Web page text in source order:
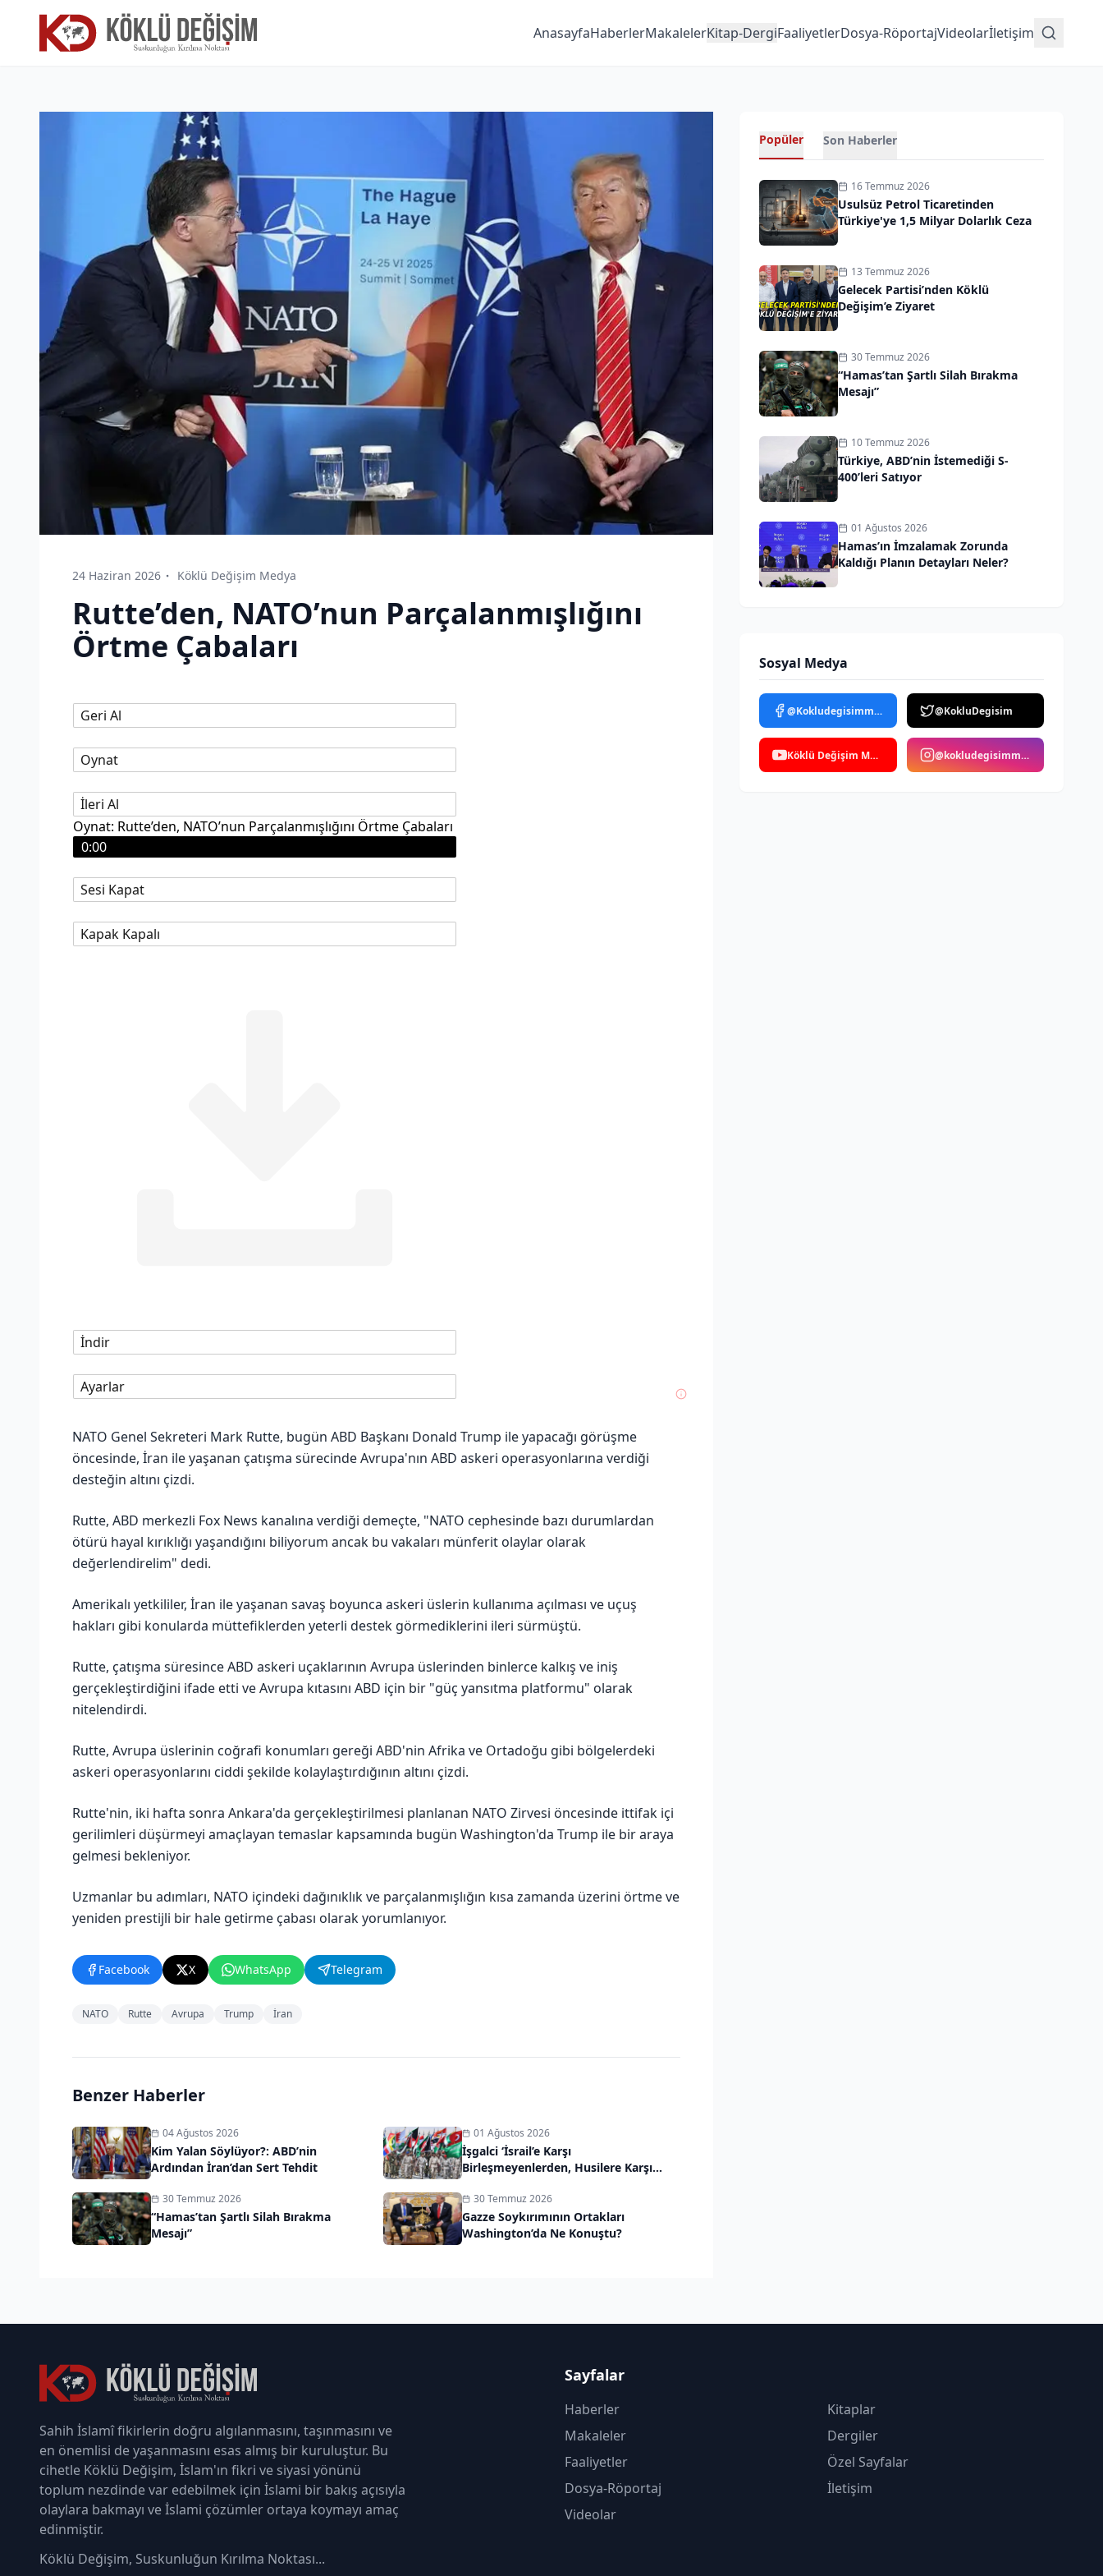
AnasayfaHaberlerMakalelerKitap-DergiFaaliyetlerDosya-RöportajVideolarİletişim
24 Haziran 2026 Köklü Değişim Medya
Rutte’den, NATO’nun Parçalanmışlığını
Örtme Çabaları
Geri Al
Oynat
İleri Al
Oynat: Rutte’den, NATO’nun Parçalanmışlığını Örtme Çabaları
0:00
Sesi Kapat
Kapak Kapalı
İndir
Ayarlar
NATO Genel Sekreteri Mark Rutte, bugün ABD Başkanı Donald Trump ile yapacağı görüşme
öncesinde, İran ile yaşanan çatışma sürecinde Avrupa'nın ABD askeri operasyonlarına verdiği
desteğin altını çizdi.
Rutte, ABD merkezli Fox News kanalına verdiği demeçte, "NATO cephesinde bazı durumlardan
ötürü hayal kırıklığı yaşandığını biliyorum ancak bu vakaları münferit olaylar olarak
değerlendirelim" dedi.
Amerikalı yetkililer, İran ile yaşanan savaş boyunca askeri üslerin kullanıma açılması ve uçuş
hakları gibi konularda müttefiklerden yeterli destek görmediklerini ileri sürmüştü.
Rutte, çatışma süresince ABD askeri uçaklarının Avrupa üslerinden binlerce kalkış ve iniş
gerçekleştirdiğini ifade etti ve Avrupa kıtasını ABD için bir "güç yansıtma platformu" olarak
nitelendirdi.
Rutte, Avrupa üslerinin coğrafi konumları gereği ABD'nin Afrika ve Ortadoğu gibi bölgelerdeki
askeri operasyonlarını ciddi şekilde kolaylaştırdığının altını çizdi.
Rutte'nin, iki hafta sonra Ankara'da gerçekleştirilmesi planlanan NATO Zirvesi öncesinde ittifak içi
gerilimleri düşürmeyi amaçlayan temaslar kapsamında bugün Washington'da Trump ile bir araya
gelmesi bekleniyor.
Uzmanlar bu adımları, NATO içindeki dağınıklık ve parçalanmışlığın kısa zamanda üzerini örtme ve
yeniden prestijli bir hale getirme çabası olarak yorumlanıyor.
Facebook X WhatsApp Telegram
NATO Rutte Avrupa Trump İran
Benzer Haberler
04 Ağustos 2026
Kim Yalan Söylüyor?: ABD’nin
Ardından İran’dan Sert Tehdit
01 Ağustos 2026
İşgalci ‘İsrail’e Karşı
Birleşmeyenlerden, Husilere Karşı
30 Temmuz 2026
“Hamas’tan Şartlı Silah Bırakma
Mesajı”
30 Temmuz 2026
Gazze Soykırımının Ortakları
Washington’da Ne Konuştu?
Popüler Son Haberler
16 Temmuz 2026
Usulsüz Petrol Ticaretinden
Türkiye'ye 1,5 Milyar Dolarlık Ceza
13 Temmuz 2026
Gelecek Partisi’nden Köklü
Değişim’e Ziyaret
30 Temmuz 2026
“Hamas’tan Şartlı Silah Bırakma
Mesajı”
10 Temmuz 2026
Türkiye, ABD’nin İstemediği S-
400’leri Satıyor
01 Ağustos 2026
Hamas’ın İmzalamak Zorunda
Kaldığı Planın Detayları Neler?
Sosyal Medya
@Kokludegisimmedya @KokluDegisim
Köklü Değişim Medya @kokludegisimmedya
Sahih İslamî fikirlerin doğru algılanmasını, taşınmasını ve
en önemlisi de yaşanmasını esas almış bir kuruluştur. Bu
cihetle Köklü Değişim, İslam'ın fikri ve siyasi yönünü
toplum nezdinde var edebilmek için İslami bir bakış açısıyla
olaylara bakmayı ve İslami çözümler ortaya koymayı amaç
edinmiştir.
Köklü Değişim, Suskunluğun Kırılma Noktası...
Sayfalar
Haberler
Makaleler
Faaliyetler
Dosya-Röportaj
Videolar
Kitaplar
Dergiler
Özel Sayfalar
İletişim